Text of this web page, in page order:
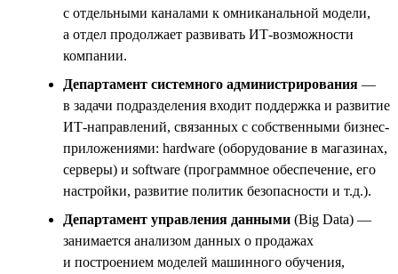
с отдельными каналами к омниканальной модели,
а отдел продолжает развивать ИТ-возможности
компании.
Департамент системного администрирования —
в задачи подразделения входит поддержка и развитие
ИТ-направлений, связанных с собственными бизнес-
приложениями: hardware (оборудование в магазинах,
серверы) и software (программное обеспечение, его
настройки, развитие политик безопасности и т.д.).
Департамент управления данными (Big Data) —
занимается анализом данных о продажах
и построением моделей машинного обучения,